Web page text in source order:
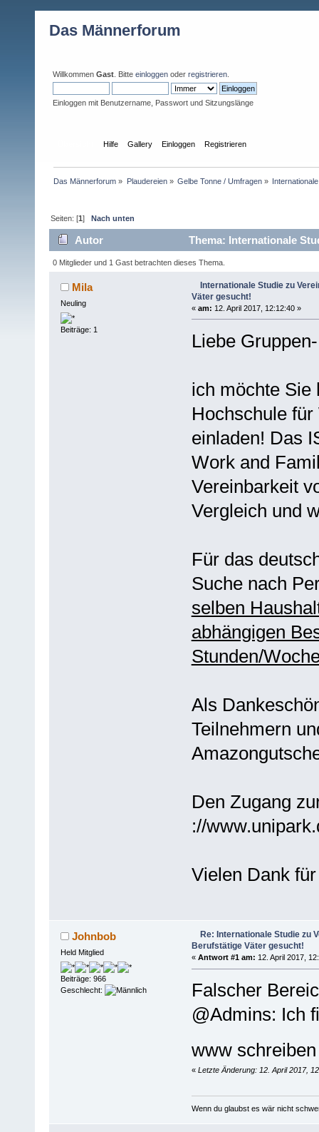
Das Männerforum
Willkommen Gast . Bitte einloggen oder registrieren
Einloggen mit Benutzername, Passwort und Sitzungslänge
Hilfe Gallery Einloggen Registrieren
Das Männerforum » Plaudereien» Gelbe Tonne / Umfragen»
Seiten: [1]Nach unten
Autor
Thema: Internationale
mal)
0 Mitglieder und 1 Gast betrachten dieses Thema.
Mila
Neuling
Beiträge: 1
Internationale Studie zu
Väter gesucht!
« am: 12. April 2017, 12:12:40 »
Liebe
ich möchte Sie
Hochschule
einladen! Das
Work and
Vereinbarkeit
Vergleich und
Für das
Suche nach
selben
abhängigen
Stunden/
Als
Teilnehmern
Den Zugang
://
Vielen Dank
Johnbob
Held Mitglied
Beiträge: 966
Geschlecht:
Re: Internationale Studie zu
Berufstätige Väter gesucht!
« Antwort #1 am: 12. April 2017,
Falscher
@Admins: Ich
www
« Letzte Änderung: 12. April 2017,
Wenn du glaubst es wär nicht